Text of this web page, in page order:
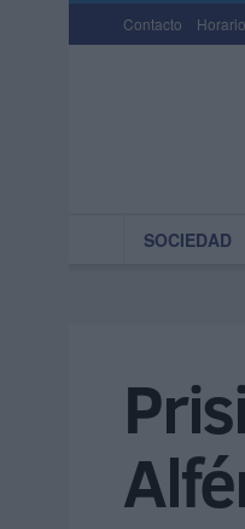
Contacto
SOCIEDAD